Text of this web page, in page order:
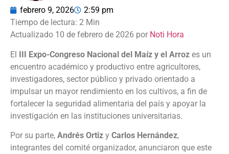
febrero 9, 2026 2:59 pm
Actualizado 10 de febrero de 2026 por Noti Hora
El III Expo-Congreso Nacional del Maíz y el Arroz es un
encuentro académico y productivo entre agricultores,
investigadores, sector público y privado orientado a
impulsar un mayor rendimiento en los cultivos, a fin de
fortalecer la seguridad alimentaria del país y apoyar la
investigación en las instituciones universitarias.
Por su parte, Andrés Ortiz y Carlos Hernández,
integrantes del comité organizador, anunciaron que este